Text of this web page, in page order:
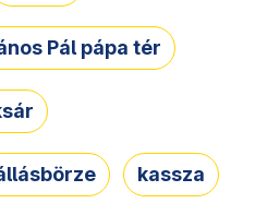
Pál pápa tér
kassza